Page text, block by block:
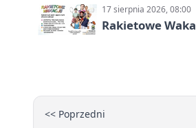
17 sierpnia 2026, 08:00
Rakietowe
<< Poprzedni